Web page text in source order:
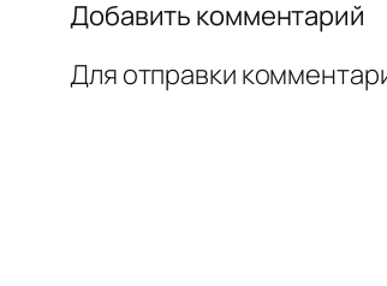
Добавить комментарий
Для отправки